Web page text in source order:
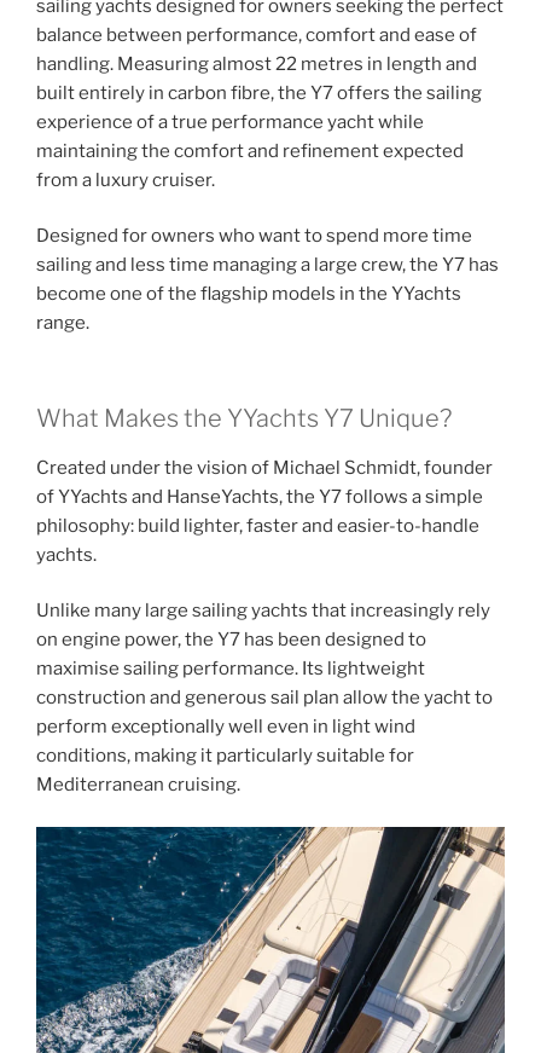
sailing yachts designed for owners seeking the perfect
balance between performance, comfort and ease of
handling. Measuring almost 22 metres in length and
built entirely in carbon fibre, the Y7 offers the sailing
experience of a true performance yacht while
maintaining the comfort and refinement expected
from a luxury cruiser.
Designed for owners who want to spend more time
sailing and less time managing a large crew, the Y7 has
become one of the flagship models in the YYachts
range.
What Makes the YYachts Y7 Unique?
Created under the vision of Michael Schmidt, founder
of YYachts and HanseYachts, the Y7 follows a simple
philosophy: build lighter, faster and easier-to-handle
yachts.
Unlike many large sailing yachts that increasingly rely
on engine power, the Y7 has been designed to
maximise sailing performance. Its lightweight
construction and generous sail plan allow the yacht to
perform exceptionally well even in light wind
conditions, making it particularly suitable for
Mediterranean cruising.